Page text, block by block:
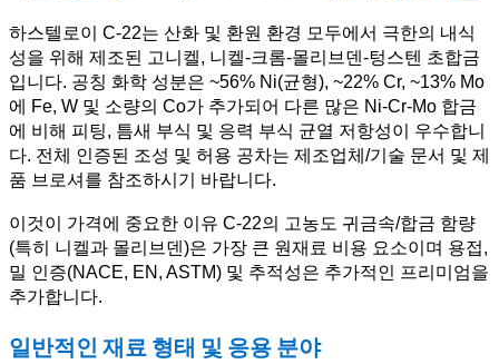
하스텔로이 C-22는 산화 및 환원 환경 모두에서 극한의 내식
성을 위해 제조된 고니켈, 니켈-크롬-몰리브덴-텅스텐 초합금
입니다. 공칭 화학 성분은 ~56% Ni(균형), ~22% Cr, ~13% Mo
에 Fe, W 및 소량의 Co가 추가되어 다른 많은 Ni-Cr-Mo 합금
에 비해 피팅, 틈새 부식 및 응력 부식 균열 저항성이 우수합니
다. 전체 인증된 조성 및 허용 공차는 제조업체/기술 문서 및 제
품 브로셔를 참조하시기 바랍니다.
이것이 가격에 중요한 이유 C-22의 고농도 귀금속/합금 함량
(특히 니켈과 몰리브덴)은 가장 큰 원재료 비용 요소이며 용접,
밀 인증(NACE, EN, ASTM) 및 추적성은 추가적인 프리미엄을
추가합니다.
일반적인 재료 형태 및 응용 분야